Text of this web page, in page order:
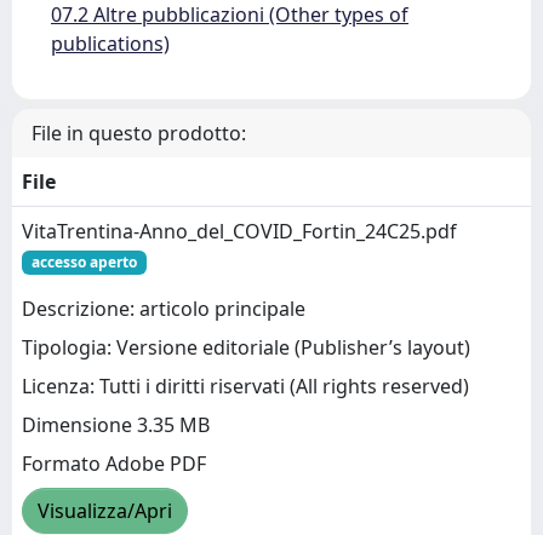
07.2 Altre pubblicazioni (Other types of
publications)
File in questo prodotto:
File
VitaTrentina-Anno_del_COVID_Fortin_24C25.pdf
accesso aperto
Descrizione: articolo principale
Tipologia: Versione editoriale (Publisher’s layout)
Licenza: Tutti i diritti riservati (All rights reserved)
Dimensione 3.35 MB
Formato Adobe PDF
Visualizza/Apri